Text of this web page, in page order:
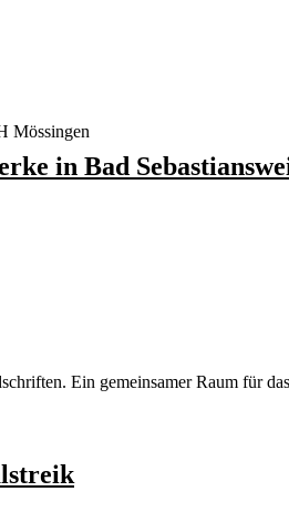
in Bad
Ein gemeinsamer Raum für